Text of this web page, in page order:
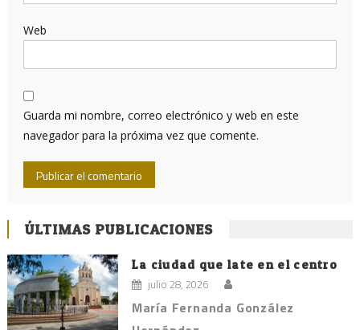
Web
Guarda mi nombre, correo electrónico y web en este
navegador para la próxima vez que comente.
ÚLTIMAS PUBLICACIONES
La ciudad que late en el centro
julio 28, 2026
María Fernanda González